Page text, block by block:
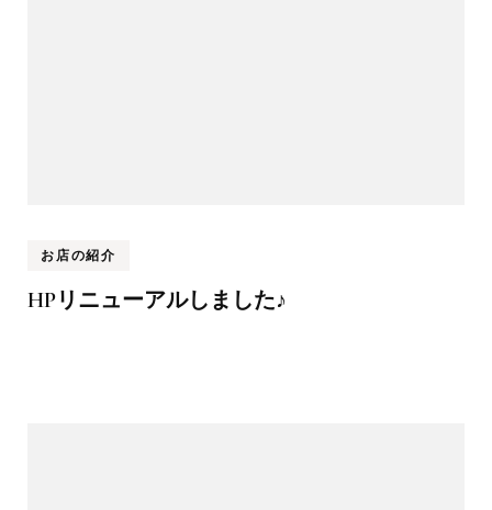
お店の紹介
HPリニューアルしました♪